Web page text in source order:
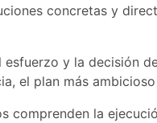
concretas y
esfuerzo y la decisión
el plan más
comprenden la